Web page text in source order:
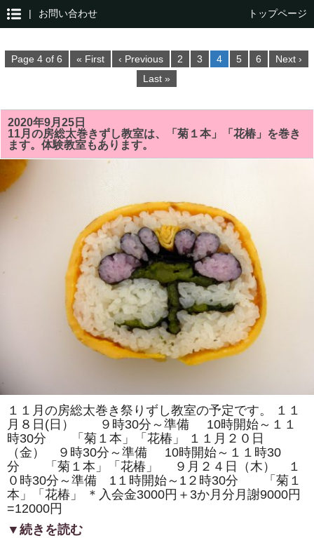
| お問い合わせ トップページ
Page 4 of 6 « First ‹ Previous 2 3 4 5 6
Next ›
Last »
2020年9月25日
11月の房総太巻きずし教室は、「菊１本」「花椿」を巻き
ます。体験教室もあります。
１１月の房総太巻き祭りずし教室の予定です。 １１
月８日(日） ９時30分～準備 10時開始～１１
時30分 「菊１本」「花椿」 １１月２０日
（金） ９時30分～準備 10時開始～１１時30
分 「菊１本」「花椿」 ９月２４日（木） １
０時30分～準備 1１時開始～1２時30分 「菊１
本」「花椿」 ＊入会金3000円＋3か月分月謝9000円
=12000円
▼続きを読む